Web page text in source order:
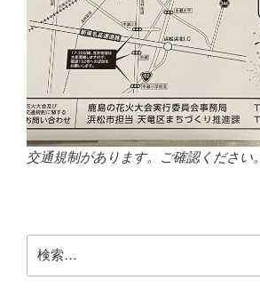
交通規制があります。ご確認ください。
索: